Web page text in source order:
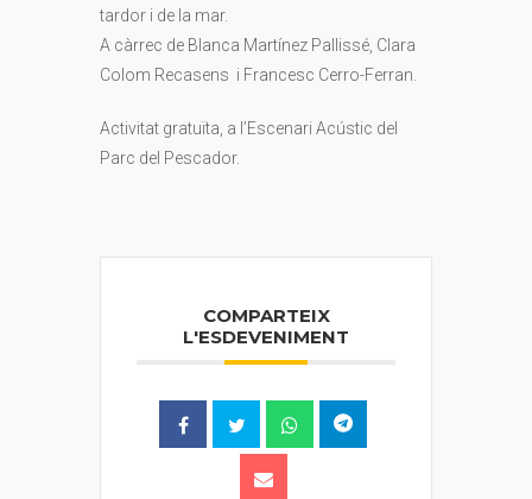
tardor i de la mar.
A càrrec de Blanca Martínez Pallissé, Clara
Colom Recasens i Francesc Cerro-Ferran.
Activitat gratuïta, a l’Escenari Acústic del
Parc del Pescador.
COMPARTEIX
L'ESDEVENIMENT